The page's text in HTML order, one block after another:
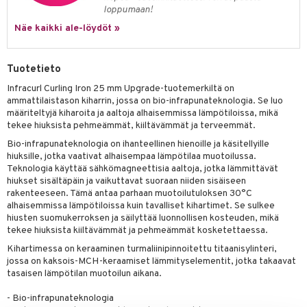
loppumaan!
Näe kaikki ale-löydöt »
Tuotetieto
Infracurl Curling Iron 25 mm Upgrade-tuotemerkiltä on
ammattilaistason kiharrin, jossa on bio-infrapunateknologia. Se luo
määriteltyjä kiharoita ja aaltoja alhaisemmissa lämpötiloissa, mikä
tekee hiuksista pehmeämmät, kiiltävämmät ja terveemmät.
Bio-infrapunateknologia on ihanteellinen hienoille ja käsitellyille
hiuksille, jotka vaativat alhaisempaa lämpötilaa muotoilussa.
Teknologia käyttää sähkömagneettisia aaltoja, jotka lämmittävät
hiukset sisältäpäin ja vaikuttavat suoraan niiden sisäiseen
rakenteeseen. Tämä antaa parhaan muotoilutuloksen 30°C
alhaisemmissa lämpötiloissa kuin tavalliset kihartimet. Se sulkee
hiusten suomukerroksen ja säilyttää luonnollisen kosteuden, mikä
tekee hiuksista kiiltävämmät ja pehmeämmät kosketettaessa.
Kihartimessa on keraaminen turmaliinipinnoitettu titaanisylinteri,
jossa on kaksois-MCH-keraamiset lämmityselementit, jotka takaavat
tasaisen lämpötilan muotoilun aikana.
- Bio-infrapunateknologia
3: Kosteutus
ja naamiot
Huulten Hoito
Elixir
Happy
Happy For Men
Miehille
& Soujaus
& Ihonpuhdistus